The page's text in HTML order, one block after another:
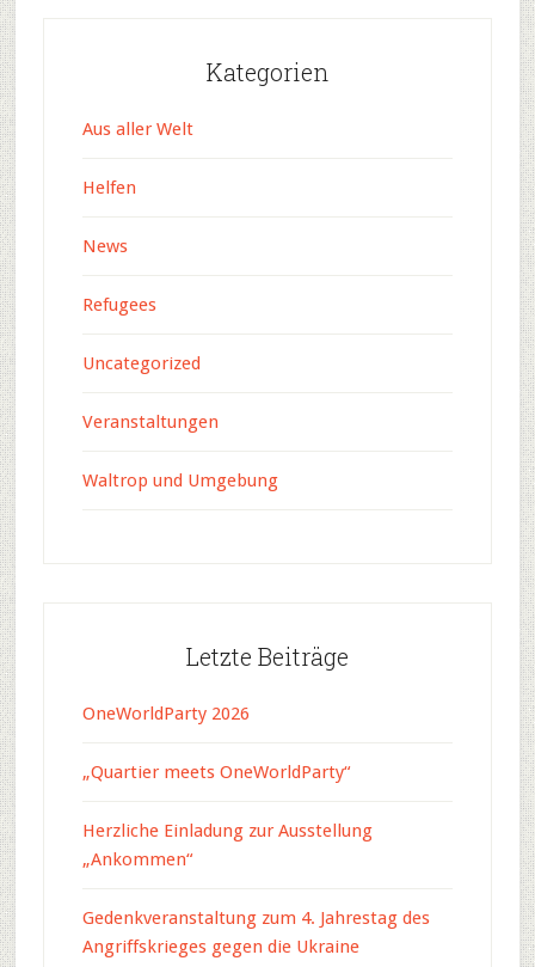
Kategorien
Aus aller Welt
Helfen
News
Refugees
Uncategorized
Veranstaltungen
Waltrop und Umgebung
Letzte Beiträge
OneWorldParty 2026
„Quartier meets OneWorldParty“
Herzliche Einladung zur Ausstellung
„Ankommen“
Gedenkveranstaltung zum 4. Jahrestag des
Angriffskrieges gegen die Ukraine